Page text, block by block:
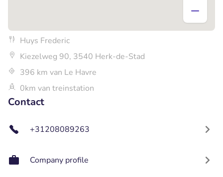
Huys Frederic
Kiezelweg 90, 3540 Herk-de-Stad
396 km van Le Havre
0km van treinstation
Contact
+31208089263
Company profile